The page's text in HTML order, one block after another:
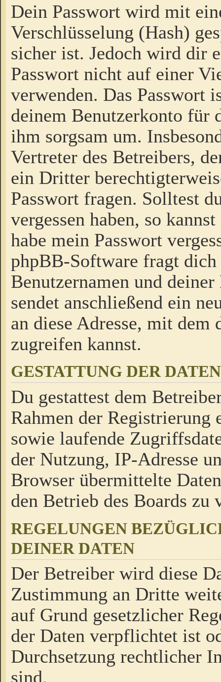
Dein Passwort wird mit
Verschlüsselung (Hash)
sicher ist. Jedoch wird dir
Passwort nicht auf einer
verwenden. Das Passwort
deinem Benutzerkonto für
ihm sorgsam um.
Vertreter des Betreibers,
ein Dritter
Passwort fragen. Solltest
vergessen haben, so
habe mein Passwort
phpBB-Software fragt dich
Benutzernamen und
sendet anschließend ein
an diese Adresse, mit dem
zugreifen kannst.
GESTATTUNG DER
Du gestattest dem
Rahmen der Registrierung
sowie laufende
der Nutzung, IP-Adresse
Browser übermittelte
den Betrieb des Boards zu
REGELUNGEN
DEINER DATEN
Der Betreiber wird diese
Zustimmung an Dritte
auf Grund gesetzlicher
der Daten verpflichtet ist
Durchsetzung rechtlicher
sind.